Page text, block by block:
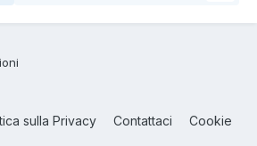
sulla Privacy Contattaci Cookie